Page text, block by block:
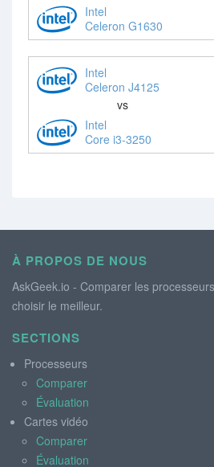
Intel
Celeron G1630
Intel
Celeron J4125
vs
Intel
Core i3-3250
À PROPOS DE NOUS
AskGeek.io - Comparer les
choisir le meilleur.
SECTIONS
Processeurs
Comparer
Évaluation
Cartes vidéo
Comparer
Évaluation